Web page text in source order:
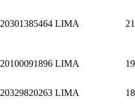
20301385464 LIMA
20100091896 LIMA
20329820263 LIMA